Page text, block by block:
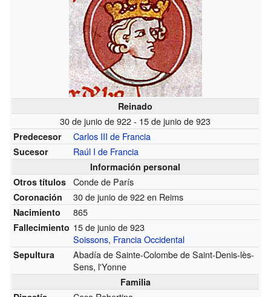
Reinado
30 de junio de 922 - 15 de junio de 923
Predecesor Carlos III de Francia
Sucesor Raúl I de Francia
Información personal
Otros títulos
Conde de París
Coronación 30 de junio de 922 en Reims
Nacimiento 865
Fallecimiento 15 de junio de 923
Soissons, Francia Occidental
Sepultura
Abadía de Sainte-Colombe de Saint-Denis-lès-
Sens, l'Yonne
Familia